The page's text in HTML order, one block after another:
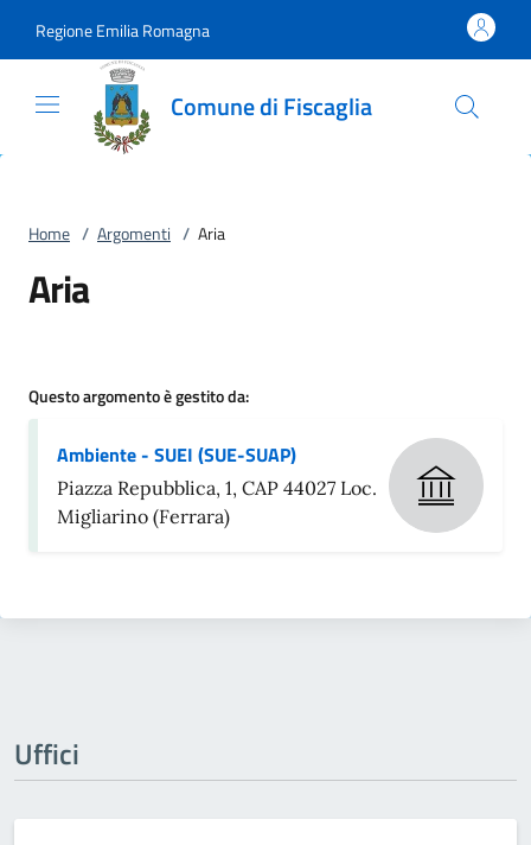
Regione Emilia Romagna
Comune di Fiscaglia
Home / Argomenti / Aria
Aria
Questo argomento è gestito da:
Ambiente - SUEI (SUE-SUAP)
Piazza Repubblica, 1, CAP 44027 Loc.
Migliarino (Ferrara)
Uffici